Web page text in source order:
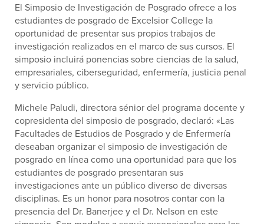
El Simposio de Investigación de Posgrado ofrece a los
estudiantes de posgrado de Excelsior College la
oportunidad de presentar sus propios trabajos de
investigación realizados en el marco de sus cursos. El
simposio incluirá ponencias sobre ciencias de la salud,
empresariales, ciberseguridad, enfermería, justicia penal
y servicio público.
Michele Paludi, directora sénior del programa docente y
copresidenta del simposio de posgrado, declaró: «Las
Facultades de Estudios de Posgrado y de Enfermería
deseaban organizar el simposio de investigación de
posgrado en línea como una oportunidad para que los
estudiantes de posgrado presentaran sus
investigaciones ante un público diverso de diversas
disciplinas. Es un honor para nosotros contar con la
presencia del Dr. Banerjee y el Dr. Nelson en este